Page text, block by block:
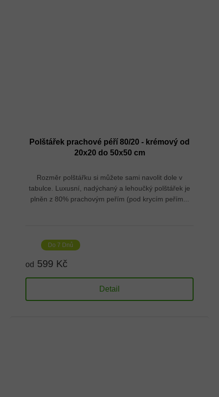
Polštářek prachové péří 80/20 - krémový od
20x20 do 50x50 cm
Rozměr polštářku si můžete sami navolit dole v
tabulce. Luxusní, nadýchaný a lehoučký polštářek je
plněn z 80% prachovým peřím (pod krycím peřím...
Do 7 Dnů
od 599 Kč
Detail